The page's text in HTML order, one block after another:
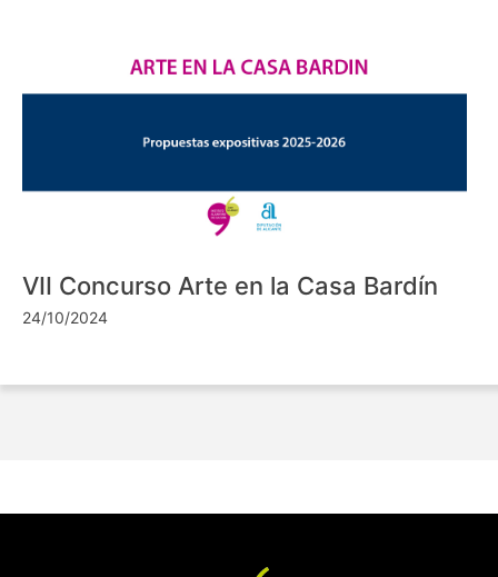
VII Concurso Arte en la Casa Bardín
24/10/2024